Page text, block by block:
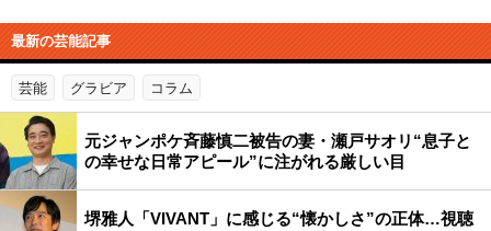
最新の芸能記事
芸能 グラビア コラム
元ジャンポケ斉藤慎二被告の妻・瀬戸サオリ“息子と
の幸せな日常アピール”に注がれる厳しい目
堺雅人「VIVANT」に感じる“懐かしさ”の正体…視聴